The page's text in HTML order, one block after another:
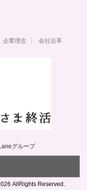
企業理念 会社沿革
グループ
AllRights Reserved.